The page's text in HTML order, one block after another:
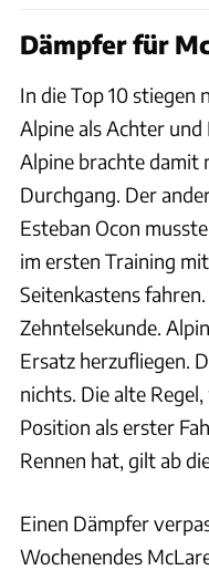
Dämpfer für
In die Top 10 stiegen
Alpine als Achter und
Alpine brachte damit
Durchgang. Der
Esteban Ocon
im ersten Training
Seitenkastens
Zehntelsekunde.
Ersatz herzufliegen.
nichts. Die alte
Position als erster
Rennen hat, gilt ab
Einen Dämpfer
Wochenendes